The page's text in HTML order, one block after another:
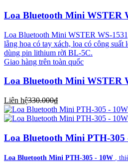
Loa Bluetooth Mini WSTER
Loa Bluetooth Mini WSTER WS-
lẵng hoa có tay xách, loa có công
dùng pin lithium rời BL-5C.
Giao hàng trên toàn quốc
Loa Bluetooth Mini WSTER
Liên hệ330.000₫
Loa Bluetooth Mini PTH-305
Loa Bluetooth Mini PTH-305 - 10W ,